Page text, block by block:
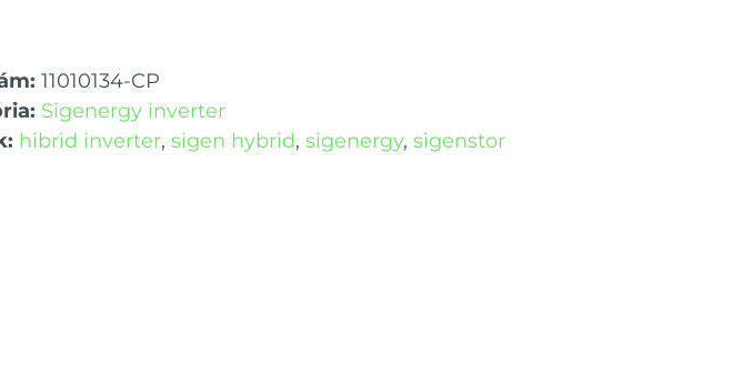
11010134-CP
Sigenergy inverter
hibrid inverter, sigen hybrid, sigenergy, sigenstor